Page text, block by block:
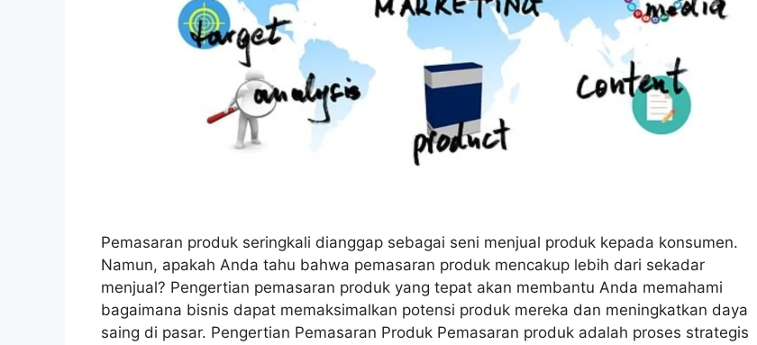
Pemasaran produk seringkali dianggap sebagai seni menjual produk kepada konsumen.
Namun, apakah Anda tahu bahwa pemasaran produk mencakup lebih dari sekadar
menjual? Pengertian pemasaran produk yang tepat akan membantu Anda memahami
bagaimana bisnis dapat memaksimalkan potensi produk mereka dan meningkatkan daya
saing di pasar. Pengertian Pemasaran Produk Pemasaran produk adalah proses strategis